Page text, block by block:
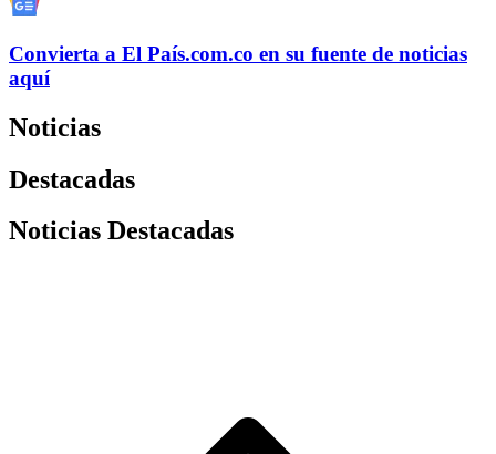
Convierta a El País.com.co en su fuente de noticias
aquí
Noticias
Destacadas
Noticias Destacadas